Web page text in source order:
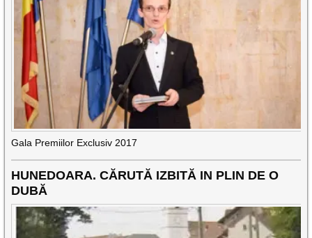
Gala Premiilor Exclusiv 2017
HUNEDOARA. CĂRUTĂ IZBITĂ IN PLIN DE O
DUBĂ